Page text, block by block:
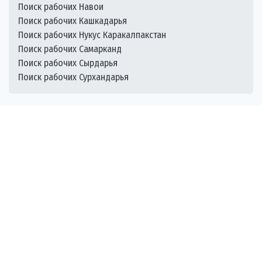
Поиск рабочих Навои
Поиск рабочих Кашкадарья
Поиск рабочих Нукус Каракалпакстан
Поиск рабочих Самарканд
Поиск рабочих Сырдарья
Поиск рабочих Сурхандарья